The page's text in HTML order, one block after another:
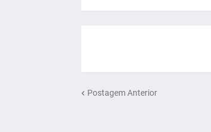
Postagem Anterior